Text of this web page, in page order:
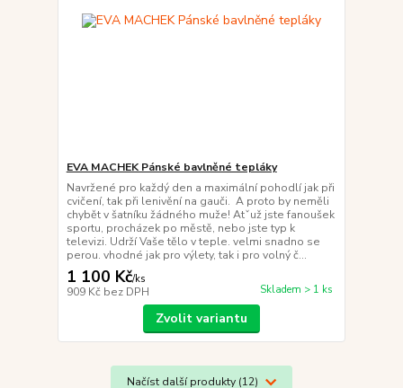
EVA MACHEK Pánské bavlněné tepláky
Navržené pro každý den a maximální pohodlí jak při
cvičení, tak při lenivění na gauči. A proto by neměli
chybět v šatníku žádného muže! Atˇuž jste fanoušek
sportu, procházek po městě, nebo jste typ k
televizi. Udrží Vaše tělo v teple. velmi snadno se
perou. vhodné jak pro výlety, tak i pro volný č...
1 100 Kč/ks
909 Kč bez DPH Skladem > 1 ks
Zvolit variantu
Načíst další produkty (12)